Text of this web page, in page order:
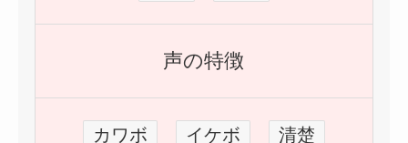
声の特徴
カワボ イケボ
清楚